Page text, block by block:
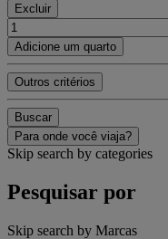
Excluir
Adicione um quarto
Outros critérios
Buscar
Para onde você viaja?
Skip search by categories
Pesquisar por
Skip search by Marcas